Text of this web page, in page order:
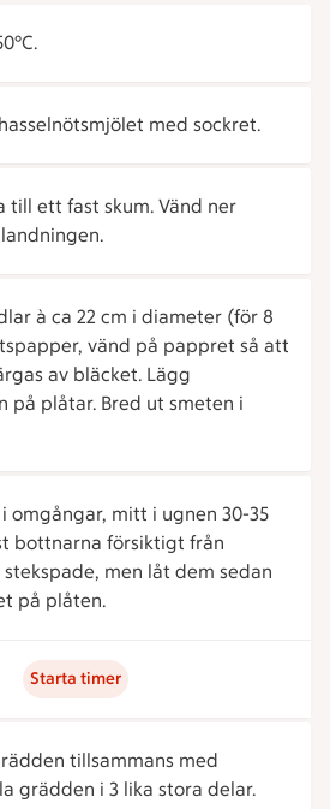
med sockret.
till ett fast skum. Vänd ner
à ca 22 cm i diameter (för 8
vänd på pappret så att
av bläcket. Lägg
på plåtar. Bred ut smeten i
omgångar, mitt i ugnen 30-35
bottnarna försiktigt från
men låt dem sedan
på plåten.
Starta timer
tillsammans med
grädden i 3 lika stora delar.